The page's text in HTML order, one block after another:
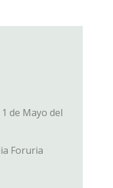
de Mayo del
Foruria